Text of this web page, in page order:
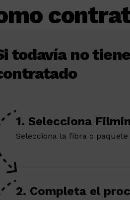
todavía no
1. Selecciona
Selecciona la fibra o
2. Completa el